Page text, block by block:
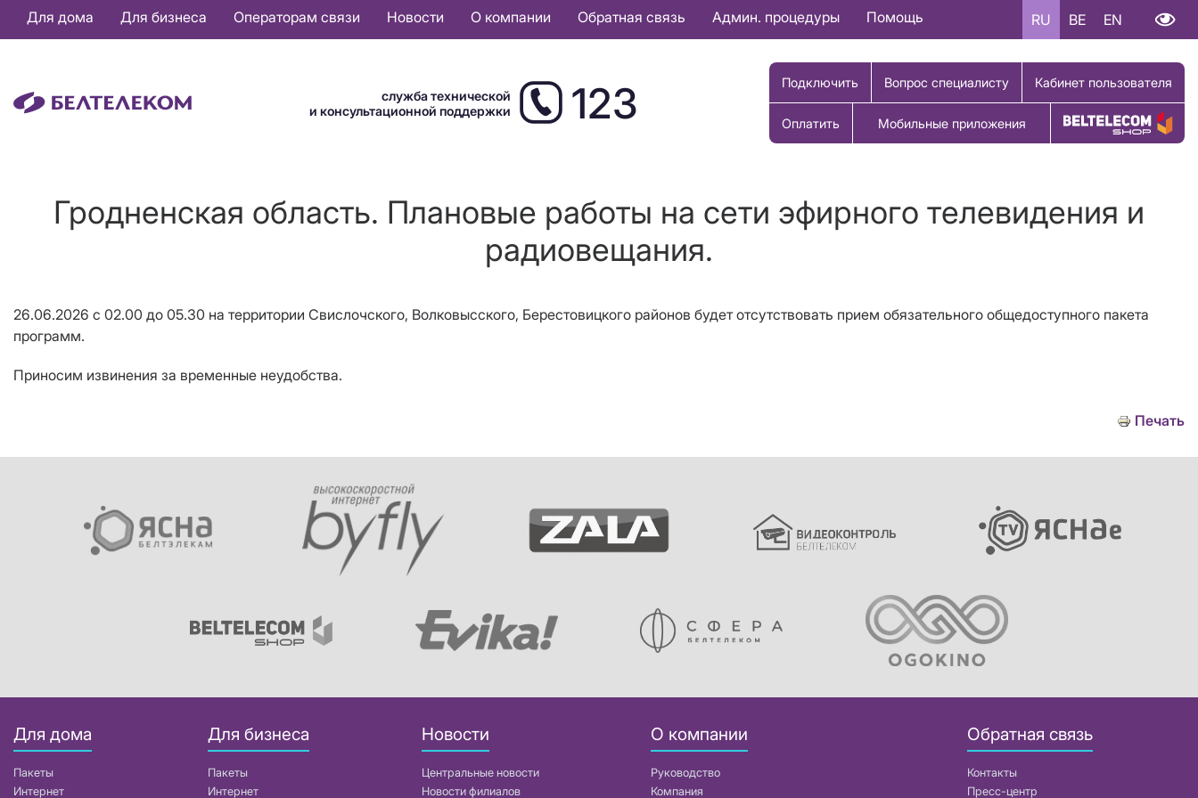
Основная
навигация
Для дома Для бизнеса Операторам связи Новости О компании Обратная связь Админ. процедуры Помощь RU BE EN
служба технической
и консультационной поддержки
123 Подключить Вопрос специалисту Кабинет пользователя
Оплатить Мобильные приложения Купить товар
Гродненская область. Плановые работы на сети эфирного телевидения и
радиовещания.
26.06.2026 с 02.00 до 05.30 на территории Свислочского, Волковысского, Берестовицкого районов будет отсутствовать прием обязательного общедоступного пакета
программ.
Приносим извинения за временные неудобства.
Печать
Для дома
Пакеты
Интернет
Для бизнеса
Пакеты
Интернет
Новости
Центральные новости
Новости филиалов
О компании
Руководство
Компания
Обратная связь
Контакты
Пресс-центр